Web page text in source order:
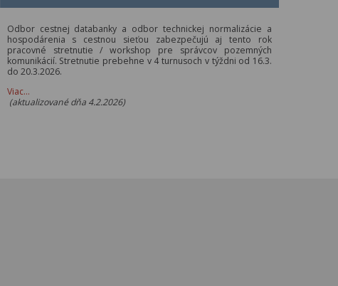
Odbor cestnej databanky a odbor technickej normalizácie a
hospodárenia s cestnou sieťou zabezpečujú aj tento rok
pracovné stretnutie / workshop pre správcov pozemných
komunikácií. Stretnutie prebehne v 4 turnusoch v týždni od 16.3.
do 20.3.2026.
Viac…
(aktualizované dňa 4.2.2026)